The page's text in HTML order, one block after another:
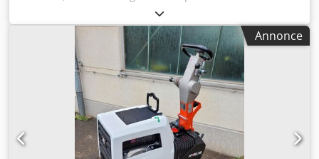
heure Crsdpey Hf Duofx Aqljf
Annonce